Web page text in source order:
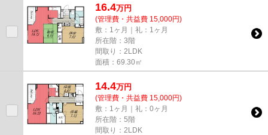
16.4万円
(管理費・共益費 15,000円)
敷：1ヶ月｜礼：1ヶ月
所在階：3階
間取り：2LDK
面積：69.30㎡
14.4万円
(管理費・共益費 15,000円)
敷：1ヶ月｜礼：0ヶ月
所在階：5階
間取り：2LDK